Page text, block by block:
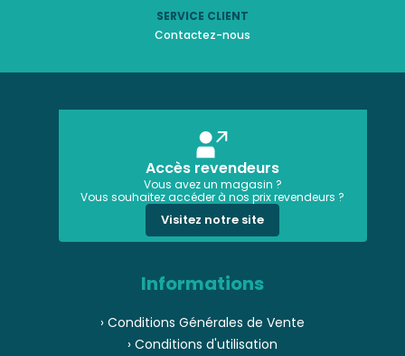
SERVICE CLIENT
Contactez-nous
Accès revendeurs
Vous avez un magasin ?
Vous souhaitez accéder à nos prix revendeurs ?
Visitez notre site
Informations
› Conditions Générales de Vente
› Conditions d'utilisation